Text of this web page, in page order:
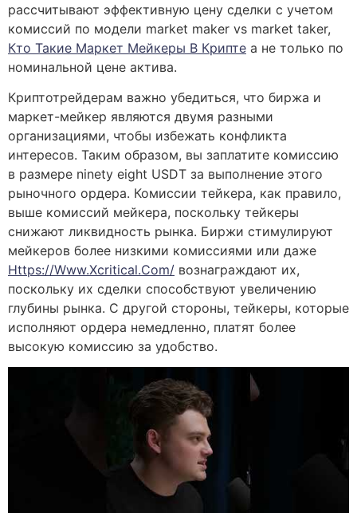
рассчитывают эффективную цену сделки с учетом
комиссий по модели market maker vs market taker,
Кто Такие Маркет Мейкеры В Крипте а не только по
номинальной цене актива.
Криптотрейдерам важно убедиться, что биржа и
маркет-мейкер являются двумя разными
организациями, чтобы избежать конфликта
интересов. Таким образом, вы заплатите комиссию
в размере ninety eight USDT за выполнение этого
рыночного ордера. Комиссии тейкера, как правило,
выше комиссий мейкера, поскольку тейкеры
снижают ликвидность рынка. Биржи стимулируют
мейкеров более низкими комиссиями или даже
Https://www.xcritical.com/ вознаграждают их,
поскольку их сделки способствуют увеличению
глубины рынка. С другой стороны, тейкеры, которые
исполняют ордера немедленно, платят более
высокую комиссию за удобство.